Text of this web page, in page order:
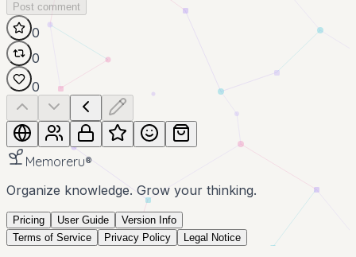
Post comment
0
0
0
Memoreru®
Organize knowledge. Grow your thinking.
Pricing User Guide
Version Info
Terms of Service
Privacy Policy Legal Notice